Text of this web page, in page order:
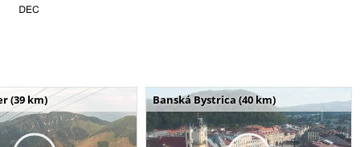
(39 km) Banská Bystrica (40 km)